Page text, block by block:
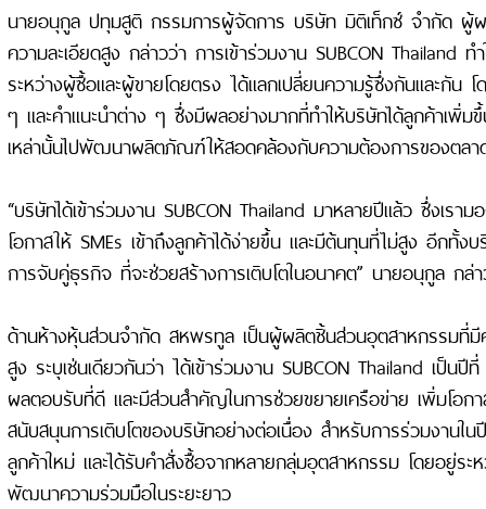
นายอนุกูล ปทุมสูติ กรรมการผู้จัดการ บริษัท มิติเท็กซ์ จำกัด ผู้ผ
ความละเอียดสูง กล่าวว่า การเข้าร่วมงาน SUBCON Thailand ท
ระหว่างผู้ซื้อและผู้ขายโดยตรง ได้แลกเปลี่ยนความรู้ซึ่งกันและกัน โ
ๆ และคำแนะนำต่าง ๆ ซึ่งมีผลอย่างมากที่ทำให้บริษัทได้ลูกค้าเพิ่มขึ้
เหล่านั้นไปพัฒนาผลิตภัณฑ์ให้สอดคล้องกับความต้องการของตลา
“บริษัทได้เข้าร่วมงาน SUBCON Thailand มาหลายปีแล้ว ซึ่งเรา
โอกาสให้ SMEs เข้าถึงลูกค้าได้ง่ายขึ้น และมีต้นทุนที่ไม่สูง อีกทั้งบ
การจับคู่ธุรกิจ ที่จะช่วยสร้างการเติบโตในอนาคต” นายอนุกูล กล่
ด้านห้างหุ้นส่วนจำกัด สหพรทูล เป็นผู้ผลิตชิ้นส่วนอุตสาหกรรมที่มีค
สูง ระบุเช่นเดียวกันว่า ได้เข้าร่วมงาน SUBCON Thailand เป็นปี
ผลตอบรับที่ดี และมีส่วนสำคัญในการช่วยขยายเครือข่าย เพิ่มโอก
สนับสนุนการเติบโตของบริษัทอย่างต่อเนื่อง สำหรับการร่วมงานใ
ลูกค้าใหม่ และได้รับคำสั่งซื้อจากหลายกลุ่มอุตสาหกรรม โดยอยู่ระห
พัฒนาความร่วมมือในระยะยาว